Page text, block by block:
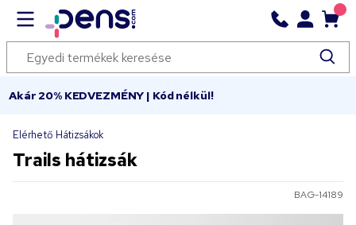
Akár 20% KEDVEZMÉNY | Kód nélkül!
Elérhető Hátizsákok
Trails hátizsák
BAG-14189